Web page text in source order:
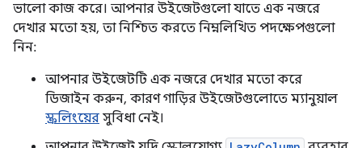
ভালো কাজ করে। আপনার উইজেটগুলো যাতে এক নজরে
দেখার মতো হয়, তা নিশ্চিত করতে নিম্নলিখিত পদক্ষেপগুলো
নিন:
আপনার উইজেটটি এক নজরে দেখার মতো করে
ডিজাইন করুন, কারণ গাড়ির উইজেটগুলোতে ম্যানুয়াল
স্ক্রলিংয়ের সুবিধা নেই।